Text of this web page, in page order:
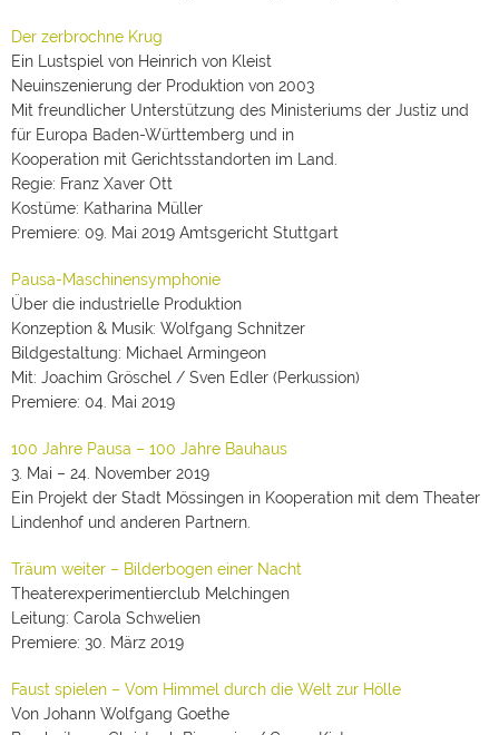
Der zerbrochne Krug
Ein Lustspiel von Heinrich von Kleist
Neuinszenierung der Produktion von 2003
Mit freundlicher Unterstützung des Ministeriums der Justiz und
für Europa Baden-Württemberg und in
Kooperation mit Gerichtsstandorten im Land.
Regie: Franz Xaver Ott
Kostüme: Katharina Müller
Premiere: 09. Mai 2019 Amtsgericht Stuttgart
Pausa-Maschinensymphonie
Über die industrielle Produktion
Konzeption & Musik: Wolfgang Schnitzer
Bildgestaltung: Michael Armingeon
Mit: Joachim Gröschel / Sven Edler (Perkussion)
Premiere: 04. Mai 2019
100 Jahre Pausa – 100 Jahre Bauhaus
3. Mai – 24. November 2019
Ein Projekt der Stadt Mössingen in Kooperation mit dem Theater
Lindenhof und anderen Partnern.
Träum weiter – Bilderbogen einer Nacht
Theaterexperimentierclub Melchingen
Leitung: Carola Schwelien
Premiere: 30. März 2019
Faust spielen – Vom Himmel durch die Welt zur Hölle
Von Johann Wolfgang Goethe